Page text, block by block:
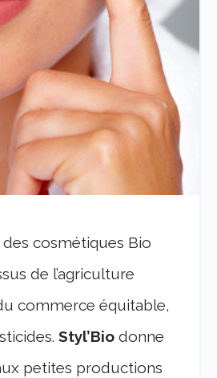
cosmétiques Bio
de l’agriculture
commerce équitable,
Styl’Bio donne
petites productions